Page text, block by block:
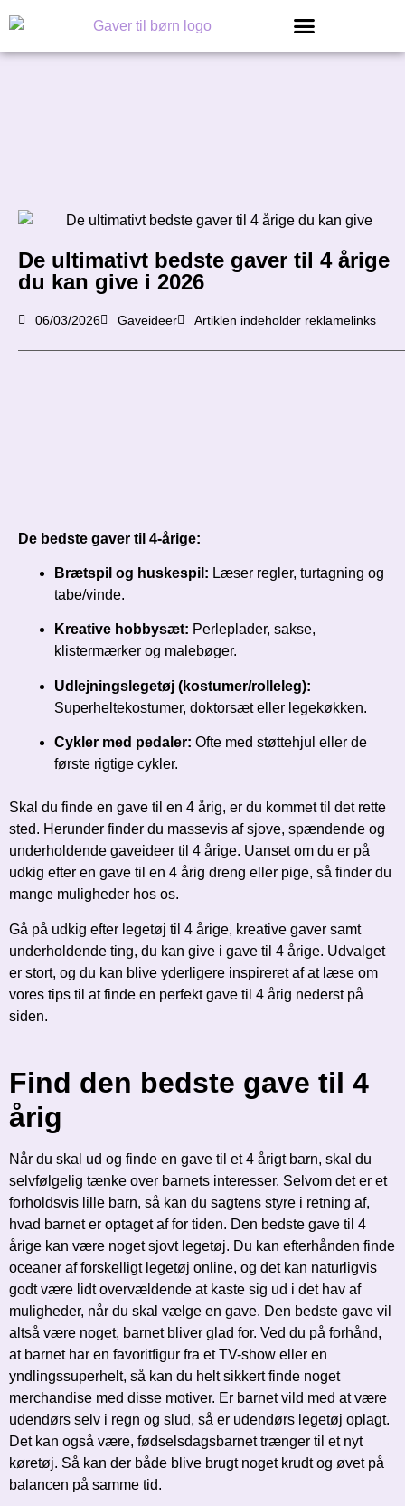
De ultimativt bedste gaver til 4 årige
du kan give i 2026
06/03/2026 Gaveideer Artiklen indeholder reklamelinks
De bedste gaver til 4-årige:
Brætspil og huskespil: Læser regler, turtagning og
tabe/vinde.
Kreative hobbysæt: Perleplader, sakse,
klistermærker og malebøger.
Udlejningslegetøj (kostumer/rolleleg):
Superheltekostumer, doktorsæt eller legekøkken.
Cykler med pedaler: Ofte med støttehjul eller de
første rigtige cykler.
Skal du finde en gave til en 4 årig, er du kommet til det rette
sted. Herunder finder du massevis af sjove, spændende og
underholdende gaveideer til 4 årige. Uanset om du er på
udkig efter en gave til en 4 årig dreng eller pige, så finder du
mange muligheder hos os.
Gå på udkig efter legetøj til 4 årige, kreative gaver samt
underholdende ting, du kan give i gave til 4 årige. Udvalget
er stort, og du kan blive yderligere inspireret af at læse om
vores tips til at finde en perfekt gave til 4 årig nederst på
siden.
Find den bedste gave til 4
årig
Når du skal ud og finde en gave til et 4 årigt barn, skal du
selvfølgelig tænke over barnets interesser. Selvom det er et
forholdsvis lille barn, så kan du sagtens styre i retning af,
hvad barnet er optaget af for tiden. Den bedste gave til 4
årige kan være noget sjovt legetøj. Du kan efterhånden finde
oceaner af forskelligt legetøj online, og det kan naturligvis
godt være lidt overvældende at kaste sig ud i det hav af
muligheder, når du skal vælge en gave. Den bedste gave vil
altså være noget, barnet bliver glad for. Ved du på forhånd,
at barnet har en favoritfigur fra et TV-show eller en
yndlingssuperhelt, så kan du helt sikkert finde noget
merchandise med disse motiver. Er barnet vild med at være
udendørs selv i regn og slud, så er udendørs legetøj oplagt.
Det kan også være, fødselsdagsbarnet trænger til et nyt
køretøj. Så kan der både blive brugt noget krudt og øvet på
balancen på samme tid.